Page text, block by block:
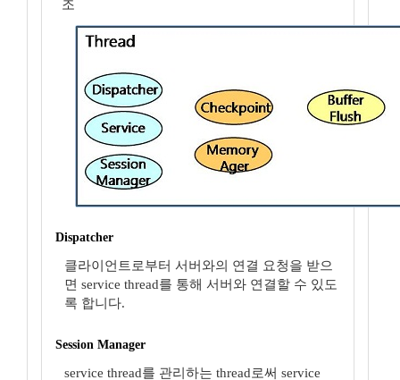
조
Dispatcher
클라이언트로부터 서버와의 연결 요청을 받으
면 service thread를 통해 서버와 연결할 수 있도
록 합니다.
Session Manager
service thread를 관리하는 thread로써 service